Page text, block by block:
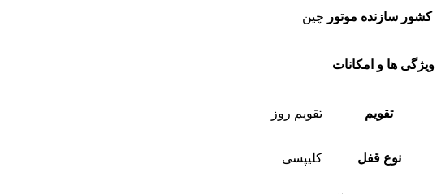
کشور سازنده موتور چین
ویژگی ها و امکانات
تقویم تقویم روز
نوع قفل کلیپسی